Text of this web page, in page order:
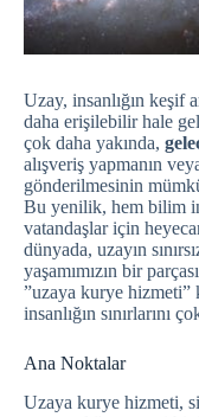
Uzay, insanlığın keşif
daha erişilebilir hale
çok daha yakında,
alışveriş yapmanın
gönderilmesinin
Bu yenilik, hem bilim
vatandaşlar için
dünyada, uzayın
yaşamımızın bir
”uzaya kurye hizmeti”
insanlığın sınırlarını
Ana Noktalar
Uzaya kurye hizmeti,